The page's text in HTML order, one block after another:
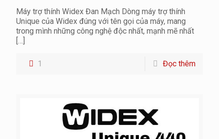
Máy trợ thính Widex Đan Mạch Dòng máy trợ thính
Unique của Widex đúng với tên gọi của máy, mang
trong mình những công nghệ độc nhất, mạnh mẽ nhất
[…]
1 Đọc thêm